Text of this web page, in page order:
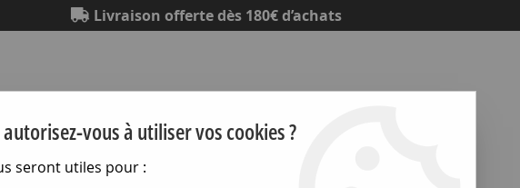
Livraison offerte dès 180€ d’achats
vous à utiliser vos cookies ?
seront utiles pour :